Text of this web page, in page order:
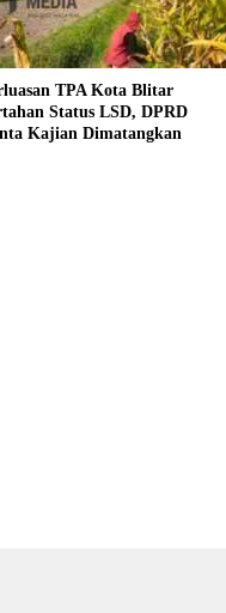
TPA Kota Blitar
Status LSD, DPRD
Kajian Dimatangkan